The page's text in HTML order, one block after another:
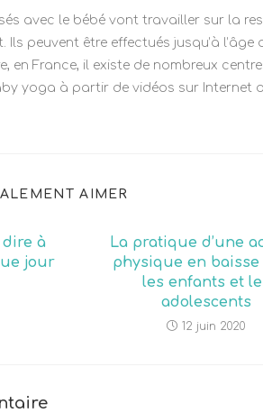
avec le bébé vont travailler sur la
Ils peuvent être effectués jusqu’à
en France, il existe de nombreux
yoga à partir de vidéos sur Internet
AIMER
à
jour
La pratique d’une
physique en baisse
les enfants et
adolescents
12 juin 2020